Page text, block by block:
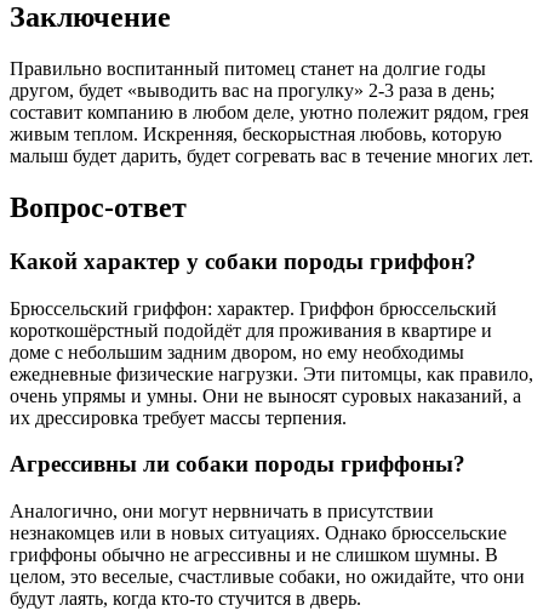
Заключение
Правильно воспитанный питомец станет на долгие годы
другом, будет «выводить вас на прогулку» 2-3 раза в день;
составит компанию в любом деле, уютно полежит рядом, грея
живым теплом. Искренняя, бескорыстная любовь, которую
малыш будет дарить, будет согревать вас в течение многих лет.
Вопрос-ответ
Какой характер у собаки породы гриффон?
Брюссельский гриффон: характер. Гриффон брюссельский
короткошёрстный подойдёт для проживания в квартире и
доме с небольшим задним двором, но ему необходимы
ежедневные физические нагрузки. Эти питомцы, как правило,
очень упрямы и умны. Они не выносят суровых наказаний, а
их дрессировка требует массы терпения.
Агрессивны ли собаки породы гриффоны?
Аналогично, они могут нервничать в присутствии
незнакомцев или в новых ситуациях. Однако брюссельские
гриффоны обычно не агрессивны и не слишком шумны. В
целом, это веселые, счастливые собаки, но ожидайте, что они
будут лаять, когда кто-то стучится в дверь.